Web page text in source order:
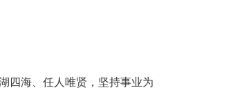
四海、任人唯贤，坚持事业为